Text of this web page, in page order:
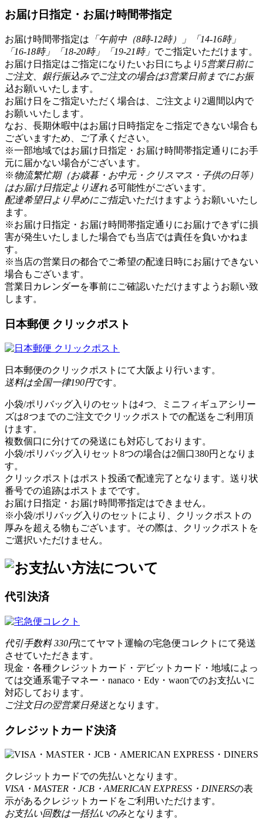
お届け日指定・お届け時間帯指定
お届け時間帯指定は 「午前中（8時-12時）」「14-16時」
「16-18時」「18-20時」「19-21時」 でご指定いただけます。
お届け日指定はご指定になりたいお日にちより 5営業日前に
ご注文、銀行振込みでご注文の場合は3営業日前までにお振
込お願いいたします。
お届け日をご指定いただく場合は、ご注文より2週間以内で
お願いいたします。
なお、長期休暇中はお届け日時指定をご指定できない場合も
ございますため、ご了承ください。
※一部地域ではお届け日指定・お届け時間帯指定通りにお手
元に届かない場合がございます。
※物流繁忙期（お歳暮・お中元・クリスマス・子供の日等）
はお届け日指定より遅れる可能性がございます。
配達希望日より早めにご指定いただけますようお願いいたし
ます。
※お届け日指定・お届け時間帯指定通りにお届けできずに損
害が発生いたしました場合でも当店では責任を負いかねま
す。
※当店の営業日の都合でご希望の配達日時にお届けできない
場合もございます。
営業日カレンダーを事前にご確認いただけますようお願い致
します。
日本郵便 クリックポスト
日本郵便のクリックポストにて大阪より行います。
送料は全国一律190円です。
小袋/ポリバッグ入りのセットは4つ、ミニフィギュアシリー
ズは8つまでのご注文でクリックポストでの配送をご利用頂
けます。
複数個口に分けての発送にも対応しております。
小袋/ポリバッグ入りセット8つの場合は2個口380円となりま
す。
クリックポストはポスト投函で配達完了となります。送り状
番号での追跡はポストまでです。
お届け日指定・お届け時間帯指定はできません。
※小袋/ポリバッグ入りのセットにより、クリックポストの
厚みを超える物もございます。その際は、クリックポストを
ご選択いただけません。
代引決済
代引手数料 330円にてヤマト運輸の宅急便コレクトにて発送
させていただきます。
現金・各種クレジットカード・デビットカード・地域によっ
ては交通系電子マネー・nanaco・Edy・waonでのお支払いに
対応しております。
ご注文日の翌営業日発送となります。
クレジットカード決済
クレジットカードでの先払いとなります。
VISA・MASTER・JCB・AMERICAN EXPRESS・DINERSの表
示があるクレジットカードをご利用いただけます。
お支払い回数は一括払いのみとなります。